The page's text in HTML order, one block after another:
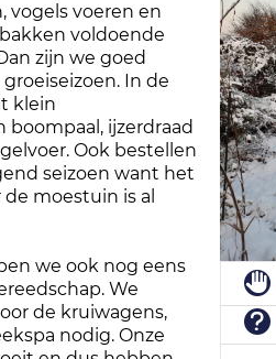
vogels voeren en
voldoende
zijn we goed
In de
klein
boompaal, ijzerdraad
Ook bestellen
seizoen want het
moestuin is al
we ook nog eens
We
de kruiwagens,
nodig. Onze